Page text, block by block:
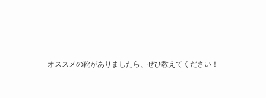
オススメの靴がありましたら、ぜひ教えてください！